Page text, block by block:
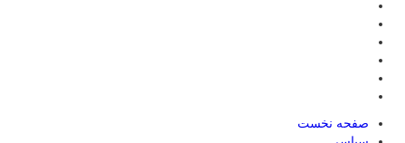
صفحه نخست